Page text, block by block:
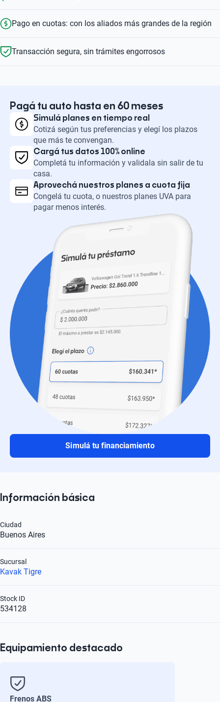
Pago en cuotas: con los aliados más grandes de la región
Transacción segura, sin trámites engorrosos
Pagá tu auto hasta en 60 meses
Simulá planes en tiempo real
Cotizá según tus preferencias y elegí los plazos
que más te convengan.
Cargá tus datos 100% online
Completá tu información y validala sin salir de tu
casa.
Aprovechá nuestros planes a cuota fija
Congelá tu cuota, o nuestros planes UVA para
pagar menos interés.
Simulá tu financiamiento
Información básica
Buenos Aires
Ciudad
Kavak Tigre
Sucursal
534128
Stock ID
Equipamiento destacado
Frenos ABS